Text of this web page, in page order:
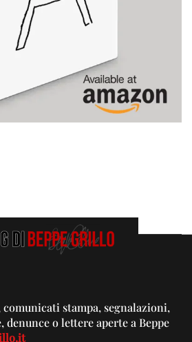
stampa, segnalazioni,
o lettere aperte a Beppe